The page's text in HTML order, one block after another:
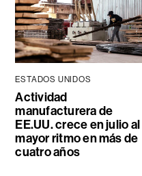
ESTADOS UNIDOS
Actividad
manufacturera de
EE.UU. crece en julio al
mayor ritmo en más de
cuatro años